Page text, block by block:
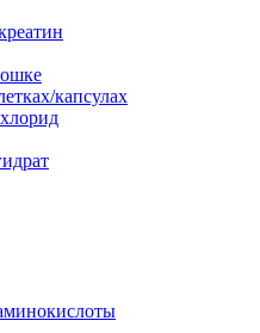
капсулах